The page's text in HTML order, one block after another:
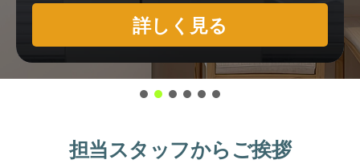
詳しく見る
担当スタッフからご挨拶